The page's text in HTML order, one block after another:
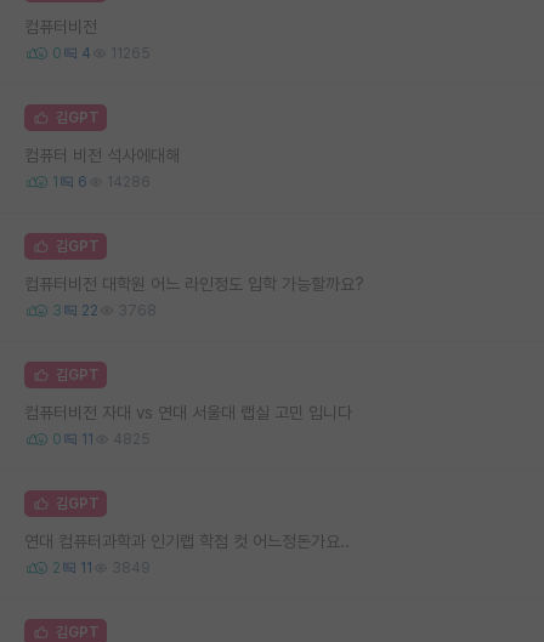
컴퓨터비전
0 4 11265
김GPT
컴퓨터 비전 석사에대해
1 6 14286
김GPT
컴퓨터비전 대학원 어느 라인정도 입학 가능할까요?
3 22 3768
김GPT
컴퓨터비전 자대 vs 연대 서울대 랩실 고민 입니다
0 11 4825
김GPT
연대 컴퓨터과학과 인기랩 학점 컷 어느정돈가요..
2 11 3849
김GPT